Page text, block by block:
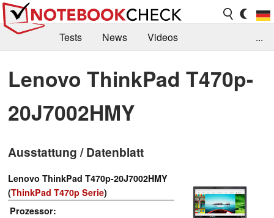
Tests News
Videos
Kaufberatung
Deals Suche
Jobs
Forum
...
Lenovo ThinkPad T470p-
20J7002HMY
Ausstattung / Datenblatt
Lenovo ThinkPad T470p-20J7002HMY
(ThinkPad T470p Serie)
Prozessor